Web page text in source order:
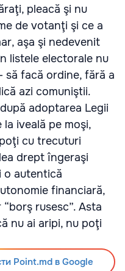
pleacă şi nu
de votanţi şi ce a
aşa şi nedevenit
listele electorale nu
să facă ordine, fără a
azi comuniştii.
adoptarea Legii
iveală pe moşi,
cu trecuturi
drept îngeraşi
o autentică
financiară,
rusesc”. Asta
nu ai aripi, nu poţi
Point.md в Google